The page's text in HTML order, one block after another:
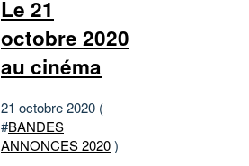
Le 21
octobre 2020
au cinéma
21 octobre 2020 (
#BANDES
ANNONCES 2020)